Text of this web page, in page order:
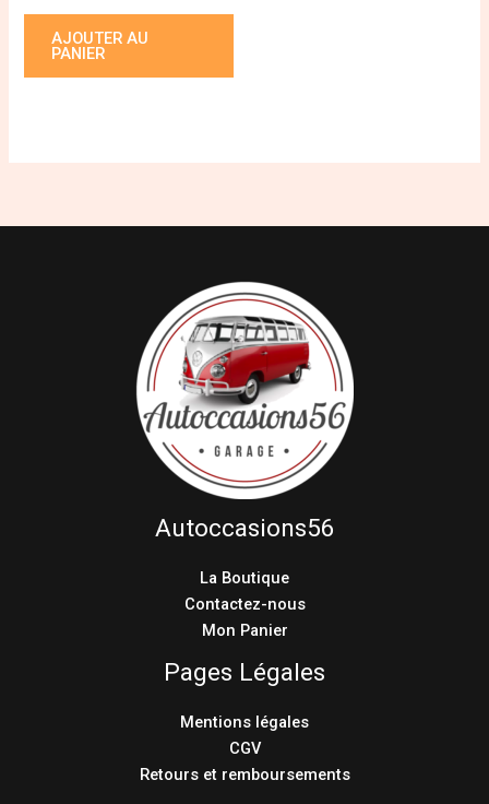
AJOUTER AU
PANIER
Autoccasions56
La Boutique
Contactez-nous
Mon Panier
Pages Légales
Mentions légales
CGV
Retours et remboursements